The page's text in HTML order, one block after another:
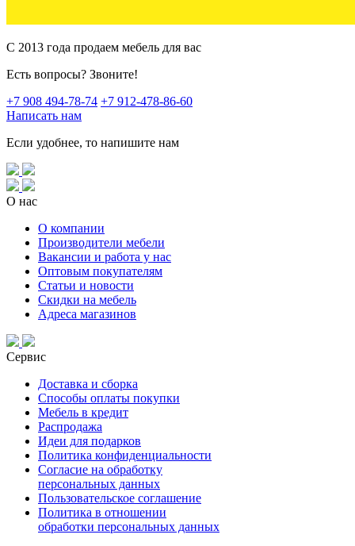
C 2013 года продаем мебель для вас
Есть вопросы? Звоните!
+7 908 494-78-74 +7 912-478-86-60
Написать нам
Если удобнее, то напишите нам
О нас
О компании
Производители мебели
Вакансии и работа у нас
Оптовым покупателям
Статьи и новости
Скидки на мебель
Адреса магазинов
Сервис
Доставка и сборка
Способы оплаты покупки
Мебель в кредит
Распродажа
Идеи для подарков
Политика конфиденциальности
Согласие на обработку
персональных данных
Пользовательское соглашение
Политика в отношении
обработки персональных данных